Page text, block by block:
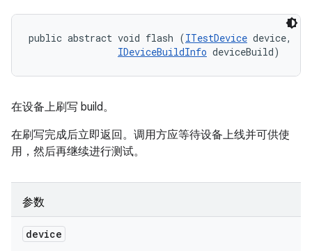
public abstract void flash (ITestDevice device,
IDeviceBuildInfo deviceBuild)
在设备上刷写 build。
在刷写完成后立即返回。调用方应等待设备上线并可供使
用，然后再继续进行测试。
参数
device